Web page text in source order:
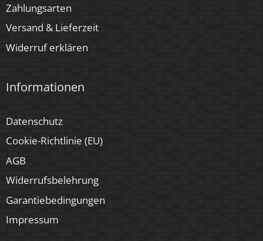
Zahlungsarten
Versand & Lieferzeit
Widerruf erklären
Informationen
Datenschutz
Cookie-Richtlinie (EU)
AGB
Widerrufsbelehrung
Garantiebedingungen
Impressum